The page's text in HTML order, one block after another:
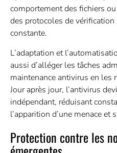
comportement des fichiers
des protocoles de
constante.
L’adaptation et
aussi d’alléger les tâches
maintenance antivirus en les
Jour après jour, l’antivirus
indépendant, réduisant
l’apparition d’une menace
Protection contre les